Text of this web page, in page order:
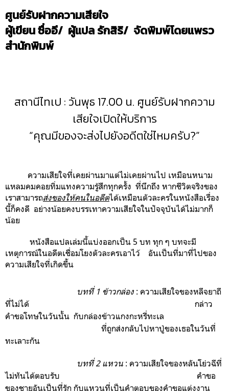
ศูนย์รับฝากความเสียใจ
ผู้เขียน ซื่ออี/ ผู้แปล รักสิริ/ จัดพิมพ์โดยแพรว
สำนักพิมพ์
สถานีไทเป : วันพุธ 17.00 น. ศูนย์รับฝากความ
เสียใจเปิดให้บริการ
“คุณมีของจะส่งไปยังอดีตใช่ไหมครับ?”
ความเสียใจที่เคยผ่านมาแต่ไม่เคยผ่านไป เหมือนหนาม
แหลมคมคอยทิ่มแทงความรู้สึกทุกครั้ง ที่นึกถึง หากชีวิตจริงของ
เราสามารถส่งของให้คนในอดีตได้เหมือนตัวละครในหนังสือเรื่อง
นี้ก็คงดี อย่างน้อยคงบรรเทาความเสียใจในปัจจุบันได้ไม่มากก็
น้อย
หนังสือแปลเล่มนี้แบ่งออกเป็น 5 บท ทุก ๆ บทจะมี
เหตุการณ์ในอดีตเชื่อมโยงตัวละครเอาไว้ อันเป็นที่มาที่ไปของ
ความเสียใจที่เกิดขึ้น
บทที่ 1 ข้าวกล่อง : ความเสียใจของหลีจยาถี
ที่ไม่ได้ กล่าว
คำขอโทษในวันนั้น กับกล่องข้าวแกงกะหรี่ทะเล
ที่ถูกส่งกลับไปหาปู่ของเธอในวันที่
ทะเลาะกัน
บทที่ 2 แหวน : ความเสียใจของหลันโย่วฉีที่
ไม่ทันได้ตอบรับ คำขอ
ของชายอันเป็นที่รัก กับแหวนที่เป็นคำตอบของคำขอแต่งงาน